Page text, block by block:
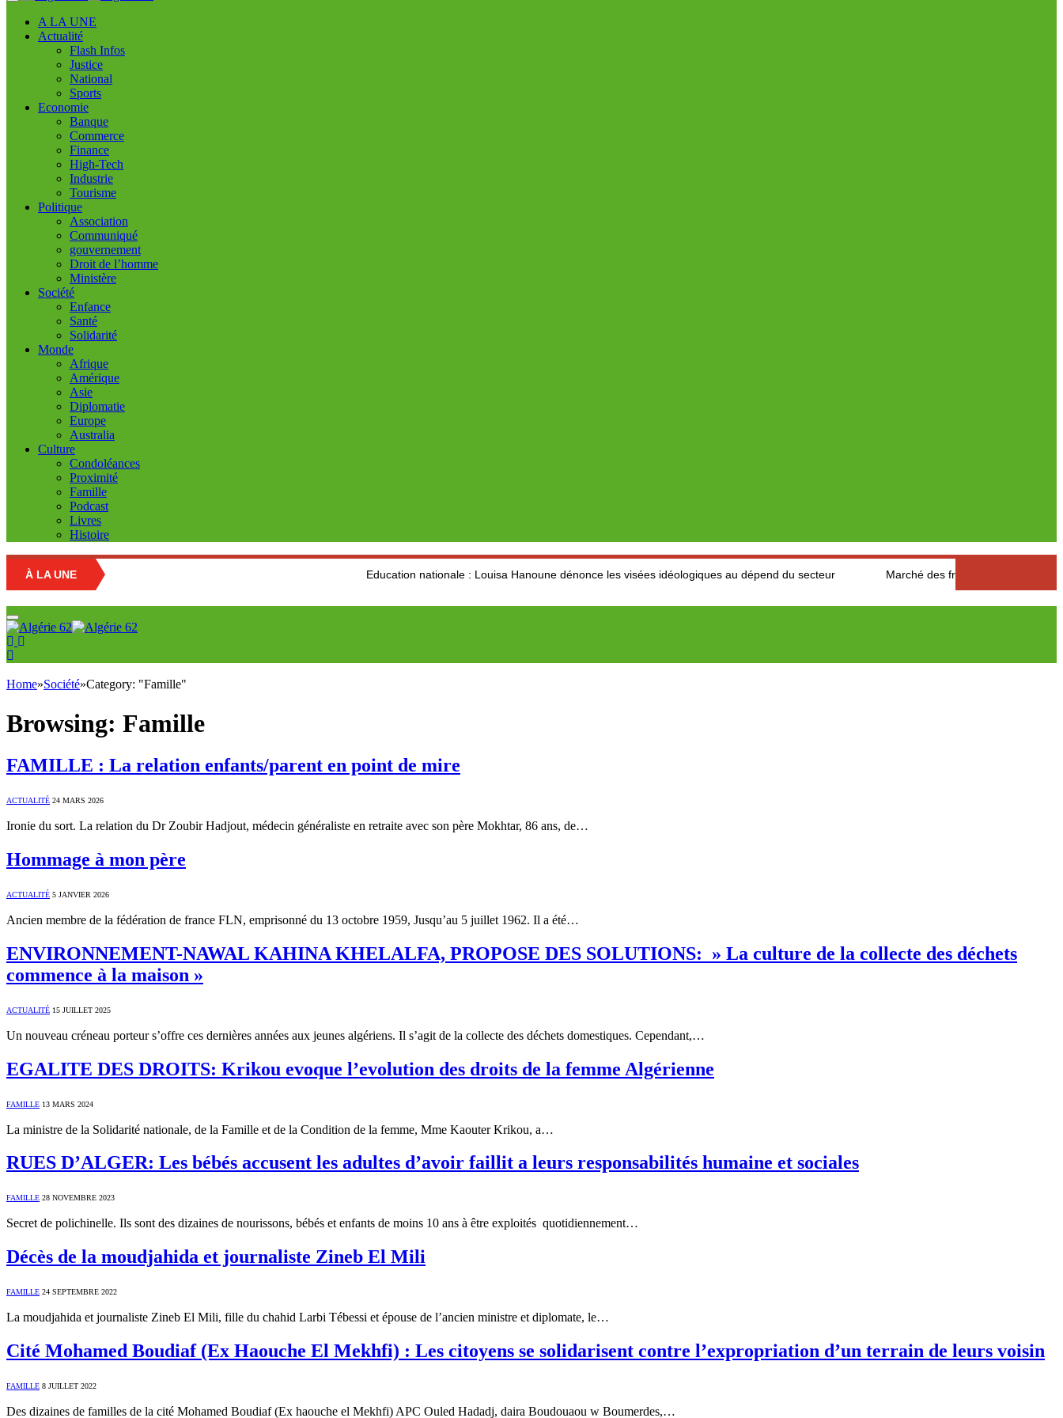
A LA UNE
Actualité
Flash Infos
Justice
National
Sports
Economie
Banque
Commerce
Finance
High-Tech
Industrie
Tourisme
Politique
Association
Communiqué
gouvernement
Droit de l’homme
Ministère
Société
Enfance
Santé
Solidarité
Monde
Afrique
Amérique
Asie
Diplomatie
Europe
Australia
Culture
Condoléances
Proximité
Famille
Podcast
Livres
Histoire
À LA UNE Education nationale : Louisa Hanoune dénonce les visées idéologiques au dépend du secteur Marché des fruits est légumes : Les producteurs
Home»Société»Category: "Famille"
Browsing: Famille
FAMILLE : La relation enfants/parent en point de mire
ACTUALITÉ 24 MARS 2026
Ironie du sort. La relation du Dr Zoubir Hadjout, médecin généraliste en retraite avec son père Mokhtar, 86 ans, de…
Hommage à mon père
ACTUALITÉ 5 JANVIER 2026
Ancien membre de la fédération de france FLN, emprisonné du 13 octobre 1959, Jusqu’au 5 juillet 1962. Il a été…
ENVIRONNEMENT-NAWAL KAHINA KHELALFA, PROPOSE DES SOLUTIONS: » La culture de la collecte des déchets
commence à la maison »
ACTUALITÉ 15 JUILLET 2025
Un nouveau créneau porteur s’offre ces dernières années aux jeunes algériens. Il s’agit de la collecte des déchets domestiques. Cependant,…
EGALITE DES DROITS: Krikou evoque l’evolution des droits de la femme Algérienne
FAMILLE 13 MARS 2024
La ministre de la Solidarité nationale, de la Famille et de la Condition de la femme, Mme Kaouter Krikou, a…
RUES D’ALGER: Les bébés accusent les adultes d’avoir faillit a leurs responsabilités humaine et sociales
FAMILLE 28 NOVEMBRE 2023
Secret de polichinelle. Ils sont des dizaines de nourissons, bébés et enfants de moins 10 ans à être exploités quotidiennement…
Décès de la moudjahida et journaliste Zineb El Mili
FAMILLE 24 SEPTEMBRE 2022
La moudjahida et journaliste Zineb El Mili, fille du chahid Larbi Tébessi et épouse de l’ancien ministre et diplomate, le…
Cité Mohamed Boudiaf (Ex Haouche El Mekhfi) : Les citoyens se solidarisent contre l’expropriation d’un terrain de leurs voisin
FAMILLE 8 JUILLET 2022
Des dizaines de familles de la cité Mohamed Boudiaf (Ex haouche el Mekhfi) APC Ouled Hadadj, daira Boudouaou w Boumerdes,…